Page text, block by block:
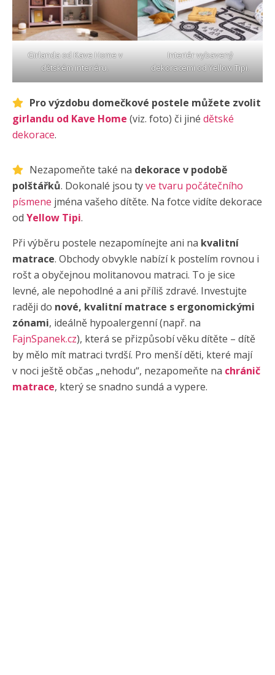
Girlanda od Kave Homev
dětském interiéru.
Interiér vybavený
dekoracemi odYellow Tipi.
Pro výzdobu domečkové postele můžete zvolit
girlandu od Kave Home (viz. foto) či jiné dětské
dekorace.
Nezapomeňte také na dekorace v podobě
polštářků. Dokonalé jsou tyve tvaru počátečního
písmene jména vašeho dítěte. Na fotce vidíte dekorace
od Yellow Tipi.
Při výběru postele nezapomínejte ani na kvalitní
matrace. Obchody obvykle nabízí k postelím rovnou i
rošt a obyčejnou molitanovou matraci. To je sice
levné, ale nepohodlné a ani příliš zdravé. Investujte
raději do nové, kvalitní matrace s ergonomickými
zónami, ideálně hypoalergenní (např. na
FajnSpanek.cz), která se přizpůsobí věku dítěte – dítě
by mělo mít matraci tvrdší. Pro menší děti, které mají
v noci ještě občas „nehodu“, nezapomeňte na chránič
matrace, který se snadno sundá a vypere.